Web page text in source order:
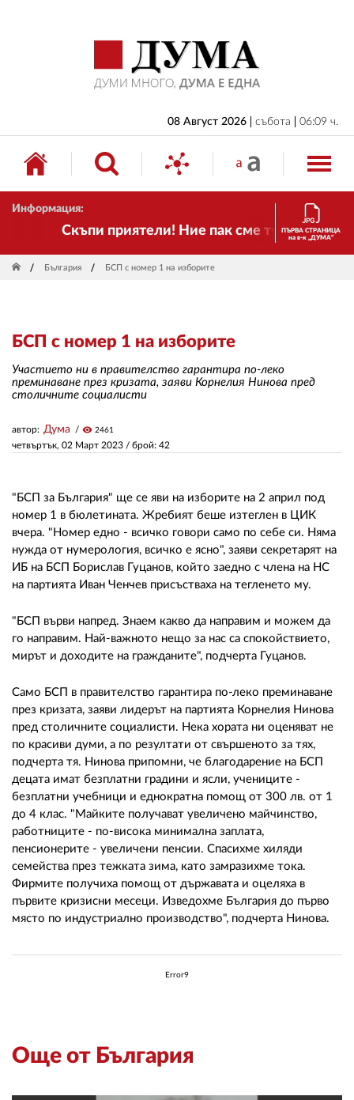
08 Август 2026 събота 06:09 ч.
Информация:
Скъпи приятели! Ние пак сме тук! Времето
ПЪРВА СТРАНИЦА
на в-к „ДУМА“
България БСП с номер 1 на изборите
БСП с номер 1 на изборите
Участието ни в правителство гарантира по-леко
преминаване през кризата, заяви Корнелия Нинова пред
столичните социалисти
четвъртък, 02 Март 2023 / брой: 42
автор: Дума visibility 2461
"БСП за България" ще се яви на изборите на 2 април под
номер 1 в бюлетината. Жребият беше изтеглен в ЦИК
вчера. "Номер едно - всичко говори само по себе си. Няма
нужда от нумерология, всичко е ясно", заяви секретарят на
ИБ на БСП Борислав Гуцанов, който заедно с члена на НС
на партията Иван Ченчев присъстваха на тегленето му.
"БСП върви напред. Знаем какво да направим и можем да
го направим. Най-важното нещо за нас са спокойствието,
мирът и доходите на гражданите", подчерта Гуцанов.
Само БСП в правителство гарантира по-леко преминаване
през кризата, заяви лидерът на партията Корнелия Нинова
пред столичните социалисти. Нека хората ни оценяват не
по красиви думи, а по резултати от свършеното за тях,
подчерта тя. Нинова припомни, че благодарение на БСП
децата имат безплатни градини и ясли, учениците -
безплатни учебници и еднократна помощ от 300 лв. от 1
до 4 клас. "Майките получават увеличено майчинство,
работниците - по-висока минимална заплата,
пенсионерите - увеличени пенсии. Спасихме хиляди
семейства през тежката зима, като замразихме тока.
Фирмите получиха помощ от държавата и оцеляха в
първите кризисни месеци. Изведохме България до първо
място по индустриално производство", подчерта Нинова.
Error9
Още от България
БЪЛГАРИЯ
ИКОНОМИКА
ИЗБОРИ
СВЯТ
ДРУГИ
КОНТАКТИ
РЕКЛАМА
АБОНАМЕНТ
УСЛОВИЯ ЗА ПОЛЗВАНЕ
ПОЛИТИКА ЗА БИСКВИТКИТЕ
ПОЛИТИКАТА ЗА
ПОВЕРИТЕЛНОСТ
02 975 20 35